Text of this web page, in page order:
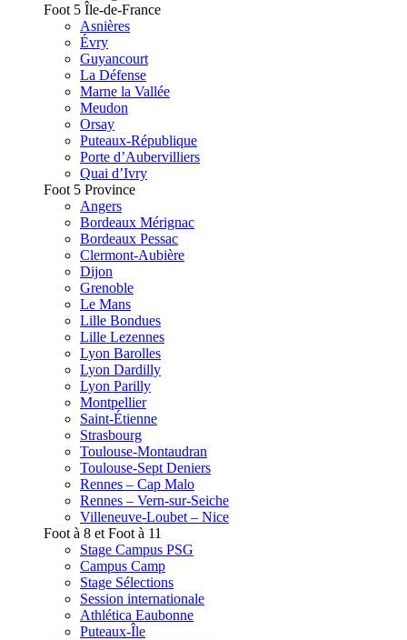
Foot 5 Île-de-France
Asnières
Évry
Guyancourt
La Défense
Marne la Vallée
Meudon
Orsay
Puteaux-République
Porte d’Aubervilliers
Quai d’Ivry
Foot 5 Province
Angers
Bordeaux Mérignac
Bordeaux Pessac
Clermont-Aubière
Dijon
Grenoble
Le Mans
Lille Bondues
Lille Lezennes
Lyon Barolles
Lyon Dardilly
Lyon Parilly
Montpellier
Saint-Étienne
Strasbourg
Toulouse-Montaudran
Toulouse-Sept Deniers
Rennes – Cap Malo
Rennes – Vern-sur-Seiche
Villeneuve-Loubet – Nice
Foot à 8 et Foot à 11
Stage Campus PSG
Campus Camp
Stage Sélections
Session internationale
Athlética Eaubonne
Puteaux-Île